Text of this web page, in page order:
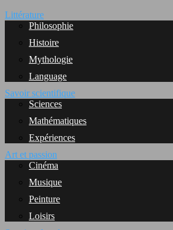
Littérature
Philosophie
Histoire
Mythologie
Language
Savoir scientifique
Sciences
Mathématiques
Expériences
Art et passion
Cinéma
Musique
Peinture
Loisirs